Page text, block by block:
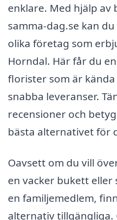
enklare. Med hjälp av
samma-dag.se kan
olika företag som
Horndal. Här får du
florister som är
snabba leveranser.
recensioner och
bästa alternativet för
Oavsett om du vill
en vacker bukett eller
en familjemedlem,
alternativ tillgängliga.